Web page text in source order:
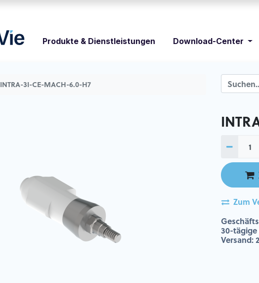
Produkte & Dienstleistungen Download-Center
INTRA-3I-CE-MACH-6.0-H7
Zum
30-
Versand: